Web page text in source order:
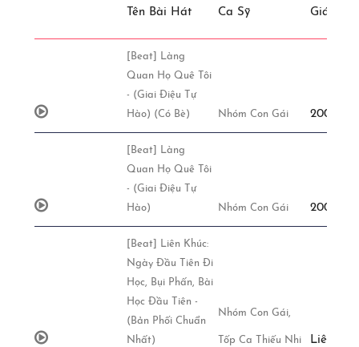
Tên Bài Hát Ca Sỹ Giá
[Beat] Làng
Quan Họ Quê Tôi
- (Giai Điệu Tự
Hào) (Có Bè)
Nhóm Con Gái
[Beat] Làng
Quan Họ Quê Tôi
- (Giai Điệu Tự
Hào)
Nhóm Con Gái
[Beat] Liên Khúc:
Ngày Đầu Tiên Đi
Học, Bụi Phấn, Bài
Học Đầu Tiên -
(Bản Phối Chuẩn
Nhất)
Nhóm Con Gái,
Tốp Ca Thiếu Nhi Liên Hệ